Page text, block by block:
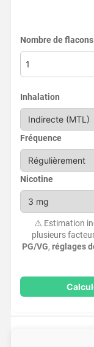
Nombre de flacons
Inhalation
Fréquence
Nicotine
⚠️ Estimation
plusieurs
PG/VG,réglages